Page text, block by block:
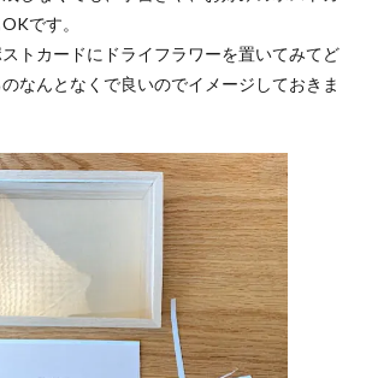
です。
トカードにドライフラワーを置いてみてど
なんとなくで良いのでイメージしておきま